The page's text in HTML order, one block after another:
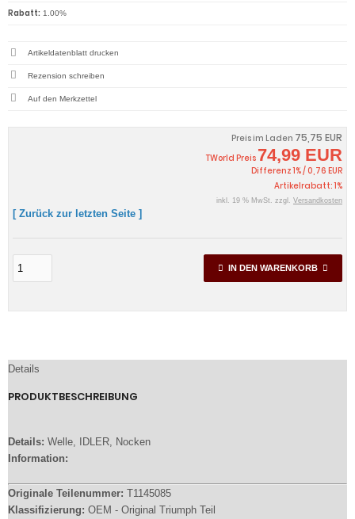
Preis im Laden 75,75 EUR
TWorld Preis 74,99 EUR
Differenz 1% / 0,76 EUR
Artikelrabatt: 1%
inkl. 19 % MwSt. zzgl. Versandkosten
[ Zurück zur letzten Seite ]
IN DEN WARENKORB
Rabatt: 1.00%
Artikeldatenblatt drucken
Rezension schreiben
Details
PRODUKTBESCHREIBUNG
Details: Welle, IDLER, Nocken
Information:
Originale Teilenummer: T1145085
Klassifizierung: OEM - Original Triumph Teil